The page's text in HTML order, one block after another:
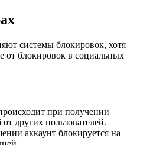
системы блокировок, хотя
от блокировок в социальных
при получении
других пользователей.
аккаунт блокируется на